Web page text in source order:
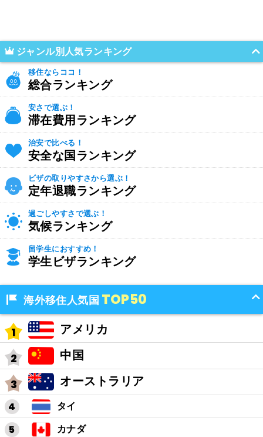
ジャンル別人気ランキング
移住ならココ！
総合ランキング
安さで選ぶ！
滞在費用ランキング
治安で比べる！
安全な国ランキング
ビザの取りやすさから選ぶ！
定年退職ランキング
過ごしやすさで選ぶ！
気候ランキング
留学生におすすめ！
学生ビザランキング
海外移住人気国 TOP50
アメリカ
中国
オーストラリア
タイ
カナダ